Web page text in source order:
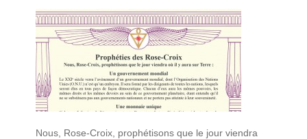
Nous, Rose-Croix, prophétisons que le jour viendra